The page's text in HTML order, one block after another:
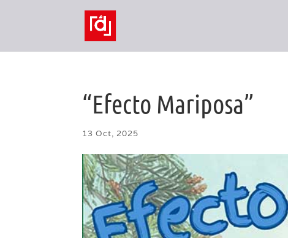
“Efecto Mariposa”
13 Oct, 2025